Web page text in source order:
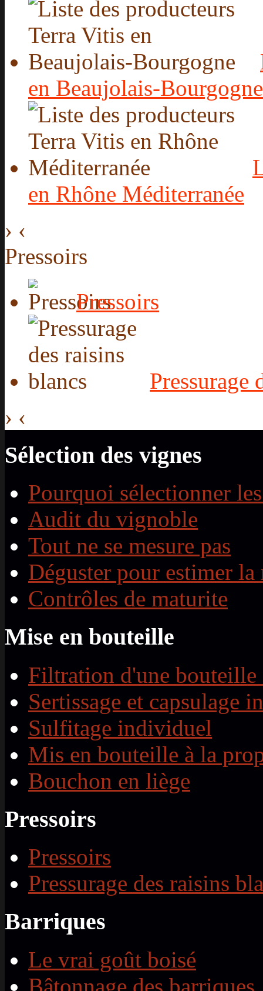
en Beaujolais-Bourgogne
en Rhône Méditerranée
› ‹
Pressoirs
Pressoirs
Pressurage
› ‹
Sélection des vignes
Pourquoi sélectionner
Audit du vignoble
Tout ne se mesure pas
Déguster pour estimer la
Contrôles de maturite
Mise en bouteille
Filtration d'une bouteille
Sertissage et capsulage
Sulfitage individuel
Mis en bouteille à la
Bouchon en liège
Pressoirs
Pressoirs
Pressurage des raisins
Barriques
Le vrai goût boisé
Bâtonnage des barriques